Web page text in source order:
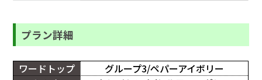
プラン詳細
ワードトップ
グループ3/ペパーアイボリー